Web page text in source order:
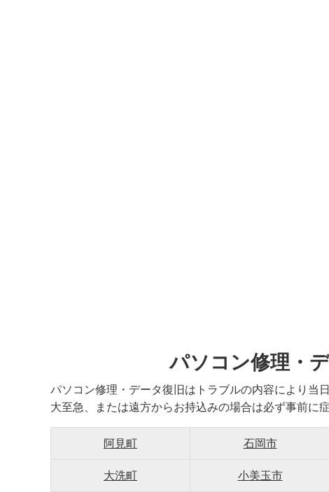
パソコン修理・
パソコン修理・データ復旧はトラブルの内容により当
大至急、または遠方からお持込みの場合は必ず事前に
阿見町 石岡市
大洗町 小美玉市